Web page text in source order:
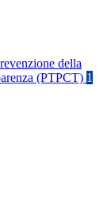
della
(PTPCT) 1